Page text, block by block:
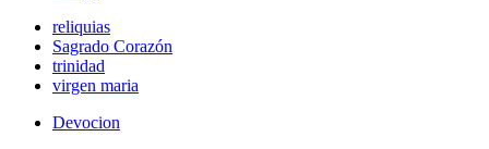
reliquias
Sagrado Corazón
trinidad
virgen maria
Devocion